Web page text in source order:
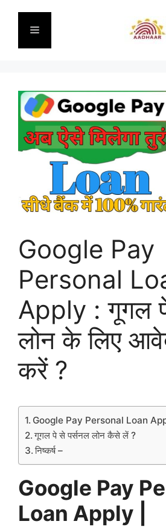
content
Menu
Google Pay
Personal
Apply : गूगल
लोन के लिए
करें ?
Google Pay Personal Loan
गूगल पे से पर्सनल लोन कैसे लें ?
निष्कर्ष –
Google Pay
Loan Apply |